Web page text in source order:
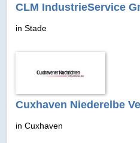
CLM IndustrieService
in Stade
Cuxhaven Niederelbe
in Cuxhaven